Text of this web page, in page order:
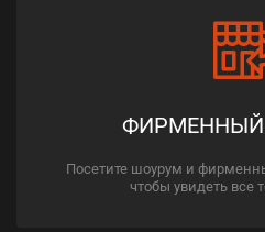
ФИРМЕННЫЙ
Посетите шоурум и
чтобы увидеть все